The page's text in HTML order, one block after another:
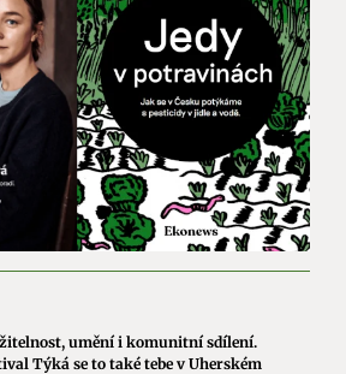
umění i komunitní sdílení.
Týká se to také tebe v Uherském